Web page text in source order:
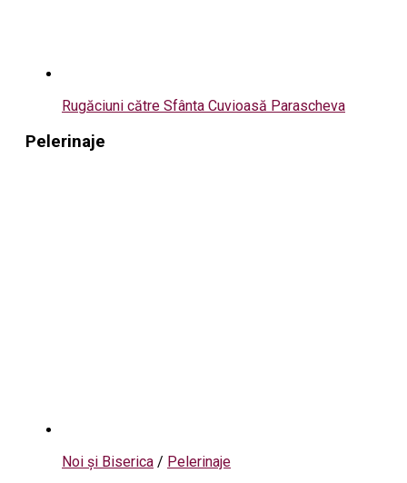
Rugăciuni către Sfânta Cuvioasă Parascheva
Pelerinaje
Noi și Biserica / Pelerinaje